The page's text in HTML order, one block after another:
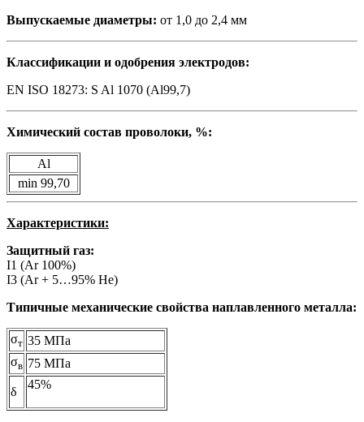
Выпускаемые диаметры: от 1,0 до 2,4 мм
Классификации и одобрения электродов:
EN ISO 18273: S Al 1070 (Al99,7)
Химический состав проволоки, %:
Al
min 99,70
Характеристики:
Защитный газ:
I1 (Ar 100%)
I3 (Ar + 5…95% He)
Типичные механические свойства наплавленного металла:
σт 35 МПа
σв 75 МПа
δ
45%